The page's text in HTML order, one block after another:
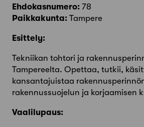
Ehdokasnumero: 78
Paikkakunta: Tampere
Esittely:
Tekniikan tohtori ja
Tampereelta. Opettaa, tutkii,
kansantajuistaa
rakennussuojelun ja korjaamisen
Vaalilupaus: